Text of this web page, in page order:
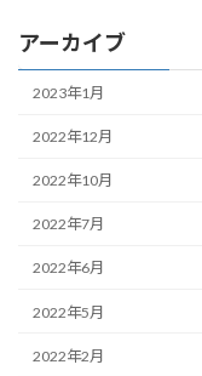
アーカイブ
2023年1月
2022年12月
2022年10月
2022年7月
2022年6月
2022年5月
2022年2月